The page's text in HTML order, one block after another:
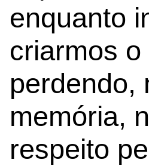
enquanto
criarmos
perdendo,
memória,
respeito